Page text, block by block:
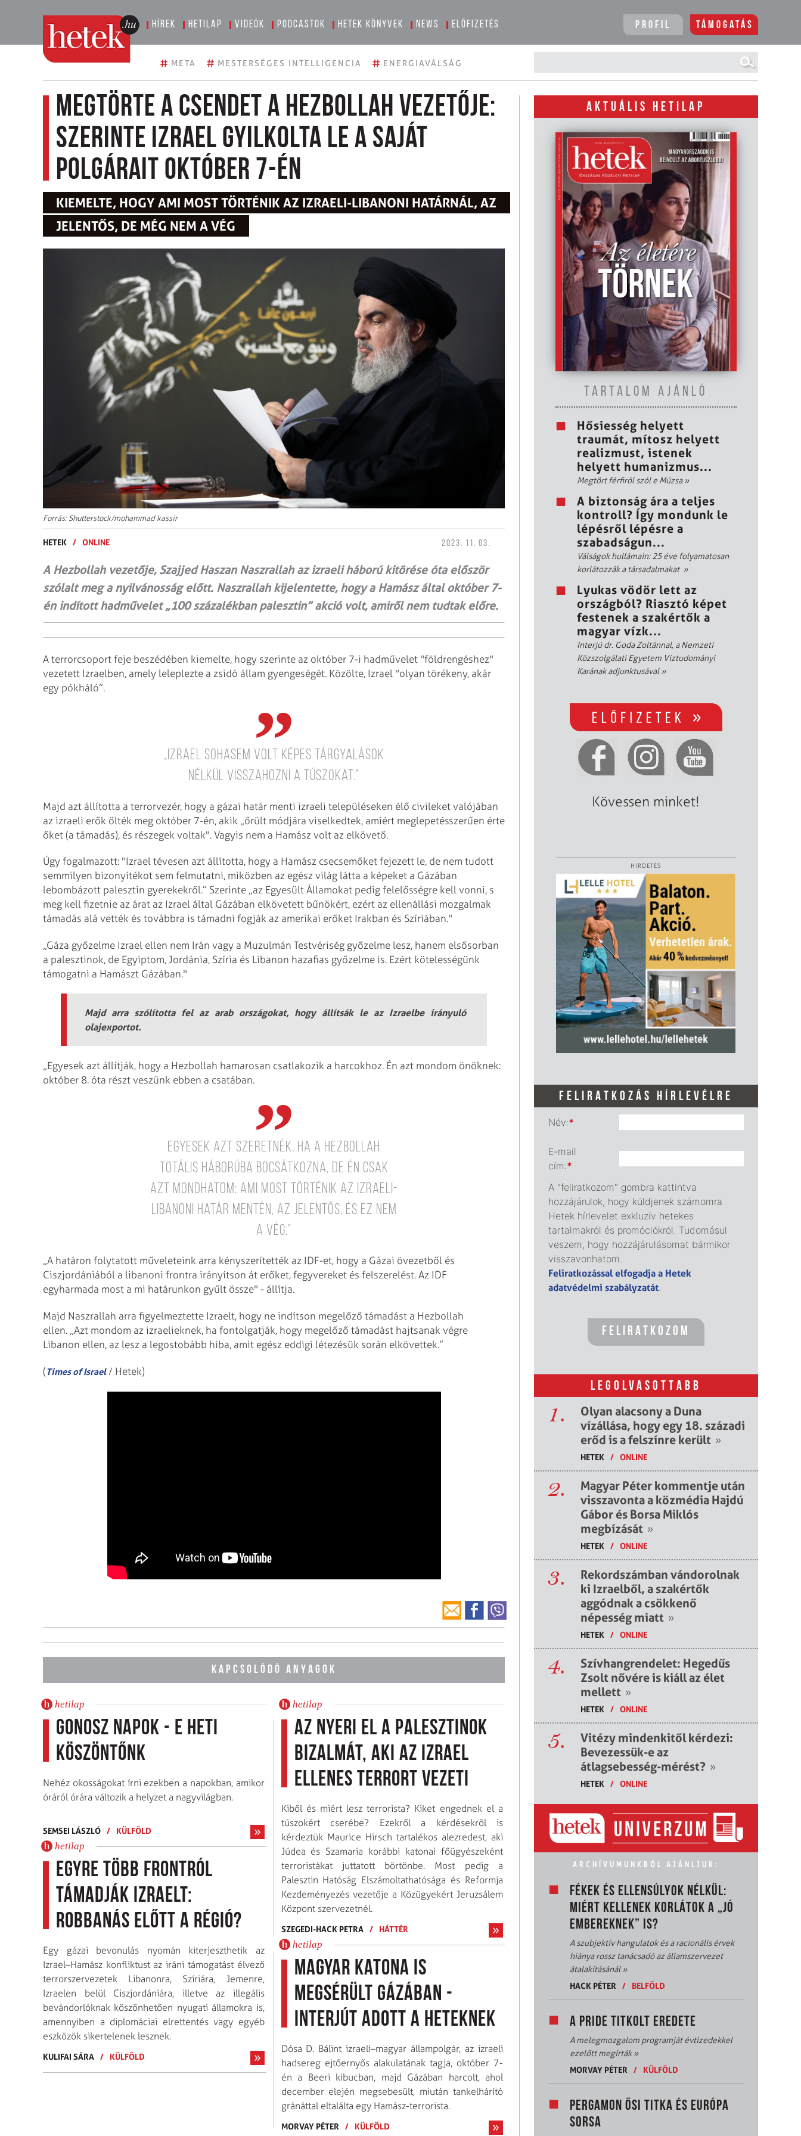
Hírek Hetilap Videók Podcastok Hetek könyvek News Előfizetés Profil Támogatás
# META # MESTERSÉGES INTELLIGENCIA # ENERGIAVÁLSÁG
Megtörte a csendet a Hezbollah vezetője:
szerinte Izrael gyilkolta le a saját
polgárait október 7-én
KIEMELTE, HOGY AMI MOST TÖRTÉNIK AZ IZRAELI-LIBANONI HATÁRNÁL, AZ
JELENTŐS, DE MÉG NEM A VÉG
Forrás: Shutterstock/mohammad kassir
HETEK / ONLINE 2023. 11. 03.
A Hezbollah vezetője, Szajjed Haszan Naszrallah az izraeli háború kitörése óta először
szólalt meg a nyilvánosság előtt. Naszrallah kijelentette, hogy a Hamász által október 7-
én indított hadművelet „100 százalékban palesztin” akció volt, amiről nem tudtak előre.
A terrorcsoport feje beszédében kiemelte, hogy szerinte az október 7-i hadművelet "földrengéshez"
vezetett Izraelben, amely leleplezte a zsidó állam gyengeségét. Közölte, Izrael "olyan törékeny, akár
egy pókháló”.
„Izrael sohasem volt képes tárgyalások
nélkül visszahozni a túszokat.”
Majd azt állította a terrorvezér, hogy a gázai határ menti izraeli településeken élő civileket valójában
az izraeli erők ölték meg október 7-én, akik „őrült módjára viselkedtek, amiért meglepetésszerűen érte
őket (a támadás), és részegek voltak". Vagyis nem a Hamász volt az elkövető.
Úgy fogalmazott: "Izrael tévesen azt állította, hogy a Hamász csecsemőket fejezett le, de nem tudott
semmilyen bizonyítékot sem felmutatni, miközben az egész világ látta a képeket a Gázában
lebombázott palesztin gyerekekről.” Szerinte „az Egyesült Államokat pedig felelősségre kell vonni, s
meg kell fizetnie az árat az Izrael által Gázában elkövetett bűnökért, ezért az ellenállási mozgalmak
támadás alá vették és továbbra is támadni fogják az amerikai erőket Irakban és Szíriában."
„Gáza győzelme Izrael ellen nem Irán vagy a Muzulmán Testvériség győzelme lesz, hanem elsősorban
a palesztinok, de Egyiptom, Jordánia, Szíria és Libanon hazafias győzelme is. Ezért kötelességünk
támogatni a Hamászt Gázában."
Majd arra szólította fel az arab országokat, hogy állítsák le az Izraelbe irányuló
olajexportot.
„Egyesek azt állítják, hogy a Hezbollah hamarosan csatlakozik a harcokhoz. Én azt mondom önöknek:
október 8. óta részt veszünk ebben a csatában.
Egyesek azt szeretnék, ha a Hezbollah
totális háborúba bocsátkozna, de én csak
azt mondhatom: ami most történik az izraeli-
libanoni határ mentén, az jelentős, és ez nem
a vég.”
„A határon folytatott műveleteink arra kényszerítették az IDF-et, hogy a Gázai övezetből és
Ciszjordániából a libanoni frontra irányítson át erőket, fegyvereket és felszerelést. Az IDF
egyharmada most a mi határunkon gyűlt össze" - állítja.
Majd Naszrallah arra figyelmeztette Izraelt, hogy ne indítson megelőző támadást a Hezbollah
ellen. „Azt mondom az izraelieknek, ha fontolgatják, hogy megelőző támadást hajtsanak végre
Libanon ellen, az lesz a legostobább hiba, amit egész eddigi létezésük során elkövettek.”
(Times of Israel/ Hetek)
KAPCSOLÓDÓ ANYAGOK
hetilap
Gonosz napok - E heti
köszöntőnk
Nehéz okosságokat írni ezekben a napokban, amikor
óráról órára változik a helyzet a nagyvilágban.
SEMSEI LÁSZLÓ / KÜLFÖLD
hetilap
Egyre több frontról
támadják Izraelt:
robbanás előtt a régió?
Egy gázai bevonulás nyomán kiterjeszthetik az
Izrael–Hamász konfliktust az iráni támogatást élvező
terror­szervezetek Libanonra, Szíriára, Jemenre,
Izraelen belül Ciszjordániára, illetve az illegális
bevándorlóknak köszönhetően nyugati államokra is,
amennyiben a diplomáciai elrettentés vagy egyéb
eszközök sikertelenek lesznek.
KULIFAI SÁRA / KÜLFÖLD
hetilap
Az nyeri el a palesztinok
bizalmát, aki az Izrael
ellenes terrort vezeti
Kiből és miért lesz terrorista? Kiket engednek el a
túszokért cserébe? Ezekről a kérdésekrõl is
kérdeztük Maurice Hirsch tartalékos alezredest, aki
Júdea és Szamaria korábbi katonai főügyészeként
terroristákat juttatott börtönbe. Most pedig a
Palesztin Hatóság Elszámoltathatósága és Reformja
Kezdeményezés vezetője a Közügyekért Jeruzsálem
Központ szervezetnél.
SZEGEDI-HACK PETRA / HÁTTÉR
hetilap
Magyar katona is
megsérült Gázában -
interjút adott a Heteknek
Dósa D. Bálint izraeli–magyar állampolgár, az izraeli
hadsereg ejtőernyős alakulatának tagja, október 7-
én a Beeri kibucban, majd Gázában harcolt, ahol
december elején megsebesült, miután tankelhárító
gránáttal eltalálta egy Hamász-terrorista.
MORVAY PÉTER / KÜLFÖLD
AKTUÁLIS HETILAP
TARTALOM AJÁNLÓ
Hősiesség helyett
traumát, mítosz helyett
realizmust, istenek
helyett humanizmus...
Megtört férfiról szól e Múzsa»
A biztonság ára a teljes
kontroll? Így mondunk le
lépésről lépésre a
szabadságun...
Válságok hullámain: 25 éve folyamatosan
korlátozzák a társadalmakat »
Lyukas vödör lett az
országból? Riasztó képet
festenek a szakértők a
magyar vízk...
Interjú dr. Goda Zoltánnal, a Nemzeti
Közszolgálati Egyetem Víztudományi
Karának adjunktusával»
Kövessen minket!
HIRDETÉS
FELIRATKOZÁS HÍRLEVÉLRE
Név:*
E-mail
cím:*
A "feliratkozom" gombra kattintva
hozzájárulok, hogy küldjenek számomra
Hetek hírlevelet exkluzív hetekes
tartalmakról és promóciókról. Tudomásul
veszem, hogy hozzájárulásomat bármikor
visszavonhatom.
Feliratkozással elfogadja a Hetek
adatvédelmi szabályzatát
LEGOLVASOTTABB
1.
Olyan alacsony a Duna
vízállása, hogy egy 18. századi
erőd is a felszínre került »
HETEK / ONLINE
2.
Magyar Péter kommentje után
visszavonta a közmédia Hajdú
Gábor és Borsa Miklós
megbízását »
HETEK / ONLINE
3.
Rekordszámban vándorolnak
ki Izraelből, a szakértők
aggódnak a csökkenő
népesség miatt »
HETEK / ONLINE
4.
Szívhangrendelet: Hegedűs
Zsolt nővére is kiáll az élet
mellett »
HETEK / ONLINE
5.
Vitézy mindenkitől kérdezi:
Bevezessük-e az
átlagsebesség-mérést? »
HETEK / ONLINE
ARCHÍVUMUNKBÓL AJÁNLJUK:
FÉKEK ÉS ELLENSÚLYOK NÉLKÜL:
MIÉRT KELLENEK KORLÁTOK A „JÓ
EMBEREKNEK” IS?
A szubjektív hangulatok és a racionális érvek
hiánya rossz tanácsadó az államszervezet
átalakításánál»
HACK PÉTER
/ BELFÖLD
A PRIDE TITKOLT EREDETE
A melegmozgalom programját évtizedekkel
ezelőtt megírták»
MORVAY PÉTER
/ KÜLFÖLD
PERGAMON ŐSI TITKA ÉS EURÓPA
SORSA